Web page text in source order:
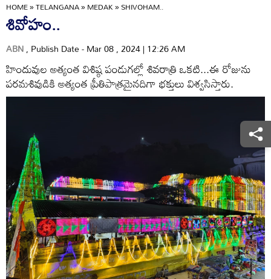
HOME»TELANGANA»MEDAK»SHIVOHAM..
శివోహం..
ABN, Publish Date - Mar 08 , 2024 | 12:26 AM
హిందువుల అత్యంత విశిష్ఠ పండుగల్లో శివరాత్రి ఒకటి...ఈ రోజును
పరమశివుడికి అత్యంత ప్రీతిపాత్రమైనదిగా భక్తులు విశ్వసిస్తారు.